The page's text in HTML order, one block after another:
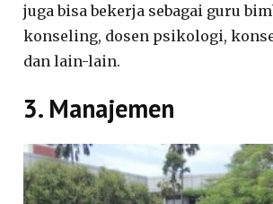
juga bisa bekerja sebagai guru
konseling, dosen psikologi,
dan lain-lain.
3. Manajemen